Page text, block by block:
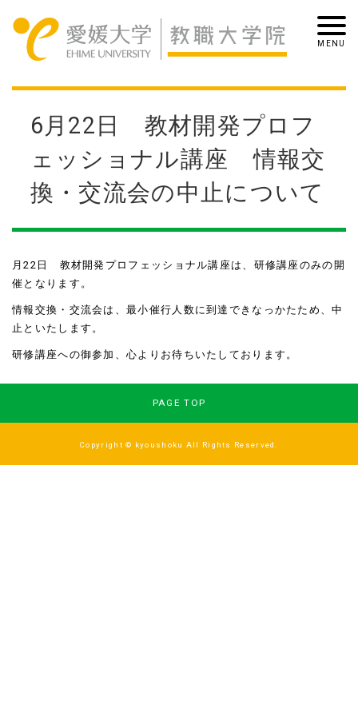
6月22日 教材開発プロフ
ェッショナル講座 情報交
換・交流会の中止について
月22日 教材開発プロフェッショナル講座は、研修講座のみの開
催となります。
情報交換・交流会は、最小催行人数に到達できなっかたため、中
止といたします。
研修講座への御参加、心よりお待ちいたしております。
PAGE TOP
Copyright © kyoushoku All Rights Reserved.